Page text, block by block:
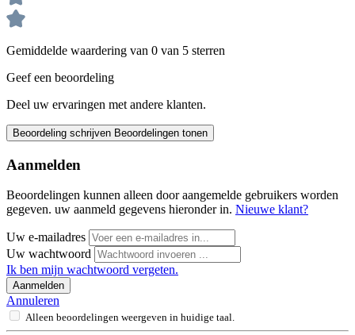
Gemiddelde waardering van 0 van 5 sterren
Geef een beoordeling
Deel uw ervaringen met andere klanten.
Beoordeling schrijven Beoordelingen tonen
Aanmelden
Beoordelingen kunnen alleen door aangemelde gebruikers worden
gegeven. uw aanmeld gegevens hieronder in. Nieuwe klant?
Uw e-mailadres
Uw wachtwoord
Ik ben mijn wachtwoord vergeten.
Aanmelden
Annuleren
Alleen beoordelingen weergeven in huidige taal.